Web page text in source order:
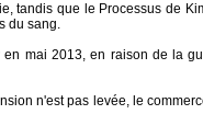
tandis que le Processus de
du sang.
mai 2013, en raison de la
n'est pas levée, le